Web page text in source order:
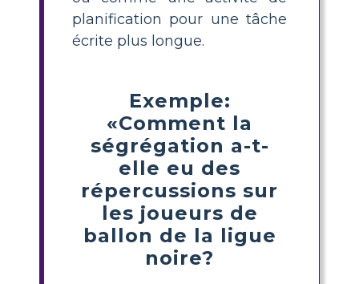
planification pour une tâche
écrite plus longue.
Exemple:
«Comment la
ségrégation a-t-
elle eu des
répercussions sur
les joueurs de
ballon de la ligue
noire?